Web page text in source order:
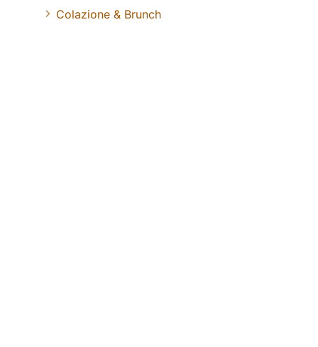
Colazione & Brunch